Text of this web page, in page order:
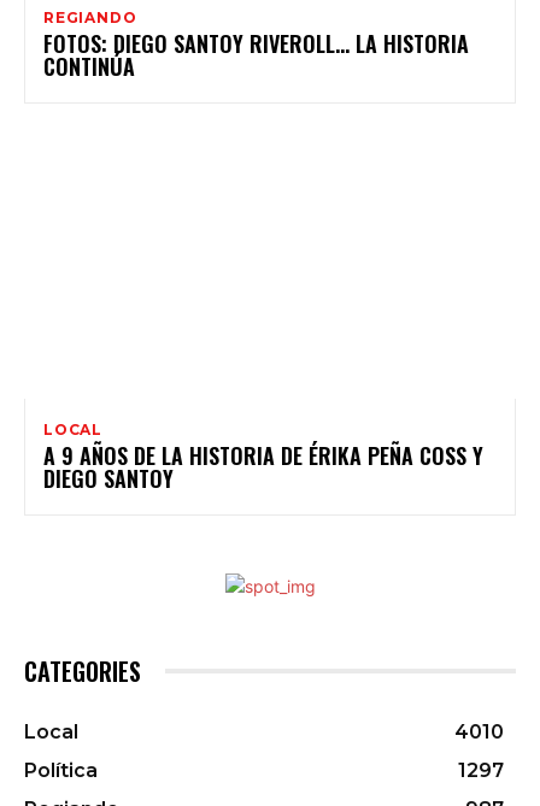
REGIANDO
FOTOS: DIEGO SANTOY RIVEROLL… LA HISTORIA
CONTINÚA
LOCAL
A 9 AÑOS DE LA HISTORIA DE ÉRIKA PEÑA COSS Y
DIEGO SANTOY
CATEGORIES
Local
4010
Política
1297